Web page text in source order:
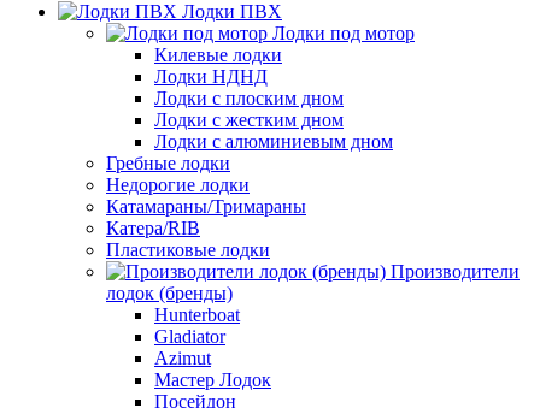
Лодки ПВХ
Лодки под мотор
Килевые лодки
Лодки НДНД
Лодки с плоским дном
Лодки с жестким дном
Лодки с алюминиевым дном
Гребные лодки
Недорогие лодки
Катамараны/Тримараны
Катера/RIB
Пластиковые лодки
Производители
лодок (бренды)
Hunterboat
Gladiator
Azimut
Мастер Лодок
Посейдон